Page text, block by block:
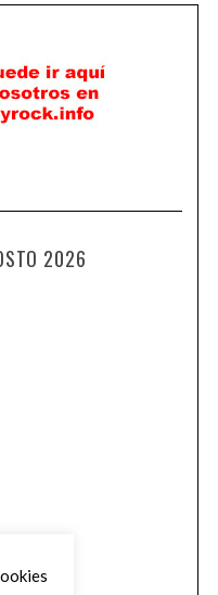
2026